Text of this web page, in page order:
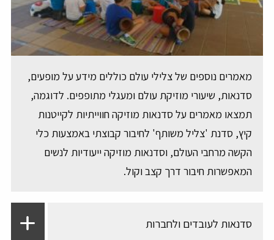
מאמרים נוספים של צלילי עולם כוללים מידע על מופעים,
סדנאות, שיעורי מוזיקת עולם ומעגלי מתופפים. לדוגמה,
תמצאו מאמרים על סדנאות מוזיקה חווייתיות לקייטנות
קיץ, סדנת 'צליל משותף' לחיבור קבוצתי באמצעות כלי
הקשה מרחבי העולם, וסדנאות מוזיקה ייעודיות לנשים
המאפשרות חיבור דרך קצב וקול.
סדנאות לעובדים ולחברות